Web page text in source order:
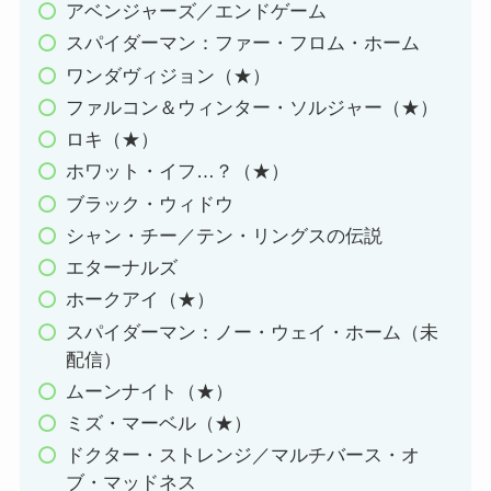
アベンジャーズ／エンドゲーム
スパイダーマン：ファー・フロム・ホーム
ワンダヴィジョン（★）
ファルコン＆ウィンター・ソルジャー（★）
ロキ（★）
ホワット・イフ…？（★）
ブラック・ウィドウ
シャン・チー／テン・リングスの伝説
エターナルズ
ホークアイ（★）
スパイダーマン：ノー・ウェイ・ホーム（未
配信）
ムーンナイト（★）
ミズ・マーベル（★）
ドクター・ストレンジ／マルチバース・オ
ブ・マッドネス